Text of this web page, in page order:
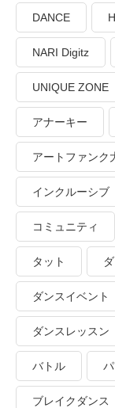
DANCE
NARI Digitz
UNIQUE ZONE
アナーキー
アートファンク
インクルーシブ
コミュニティ
タット
ダンスイベント
ダンスレッスン
バトル
ブレイクダンス